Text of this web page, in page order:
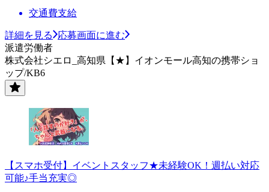
交通費支給
詳細を見る
応募画面に進む
派遣労働者
株式会社シエロ_高知県【★】イオンモール高知の携帯ショ
ップ/KB6
【スマホ受付】イベントスタッフ★未経験OK！週払い対応
可能♪手当充実◎